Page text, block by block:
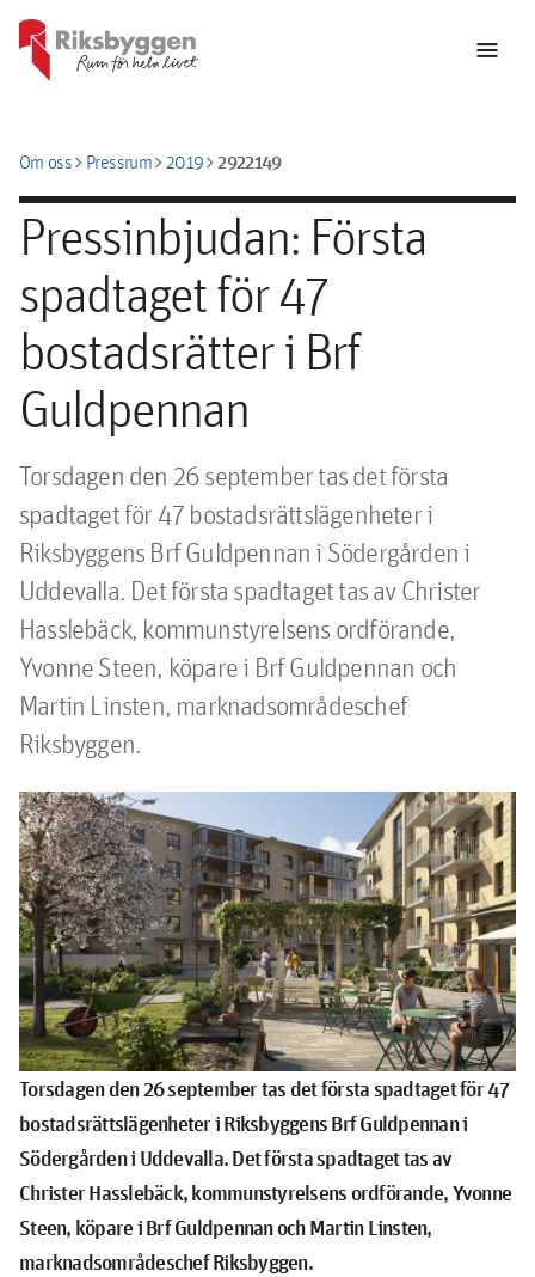
menu
Om osschevron_rightPressrumchevron_right2019chevron_right2922149
Pressinbjudan: Första
spadtaget för 47
bostadsrätter i Brf
Guldpennan
Torsdagen den 26 september tas det första
spadtaget för 47 bostadsrättslägenheter i
Riksbyggens Brf Guldpennan i Södergården i
Uddevalla. Det första spadtaget tas av Christer
Hasslebäck, kommunstyrelsens ordförande,
Yvonne Steen, köpare i Brf Guldpennan och
Martin Linsten, marknadsområdeschef
Riksbyggen.
Torsdagen den 26 september tas det första spadtaget för 47
bostadsrättslägenheter i Riksbyggens Brf Guldpennan i
Södergården i Uddevalla. Det första spadtaget tas av
Christer Hasslebäck, kommunstyrelsens ordförande, Yvonne
Steen, köpare i Brf Guldpennan och Martin Linsten,
marknadsområdeschef Riksbyggen.